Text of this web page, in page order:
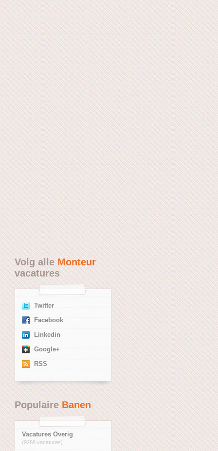
Volg alleMonteur
vacatures
Twitter
Facebook
Linkedin
Google+
RSS
PopulaireBanen
Vacatures Overig
(9288 vacatures)